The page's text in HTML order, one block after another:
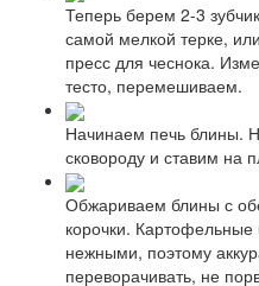
Теперь берем 2-3
самой мелкой терке,
пресс для чеснока.
тесто, перемешиваем.
Начинаем печь блины.
сковороду и ставим на
Обжариваем блины с
корочки.
нежными, поэтому
переворачивать, не